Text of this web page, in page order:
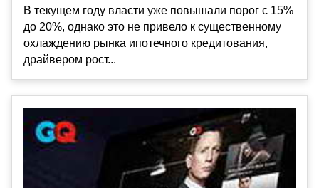
В текущем году власти уже повышали порог с 15%
до 20%, однако это не привело к существенному
охлаждению рынка ипотечного кредитования,
драйвером рост...